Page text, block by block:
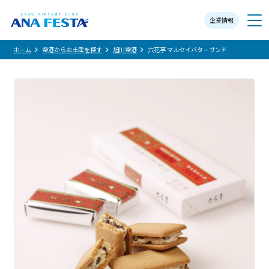
企業情報
メニュー
ホーム 空港からお土産を探す 旭川空港 六花亭 マルセイバターサンド